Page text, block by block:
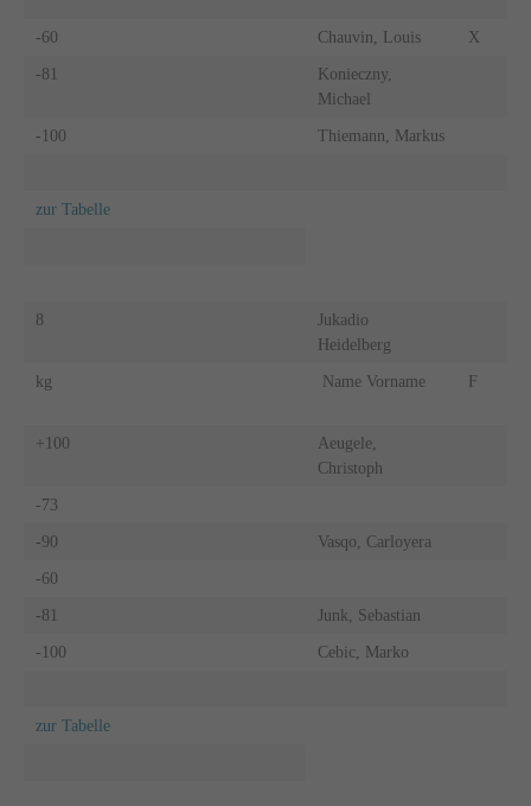
-60 Chauvin, Louis X
-81
Konieczny,
Michael
-100 Thiemann, Markus
zur Tabelle
8
Jukadio
Heidelberg
kg Name Vorname F
+100
Aeugele,
Christoph
-73
-90 Vasqo, Carloyera
-60
-81 Junk, Sebastian
-100 Cebic, Marko
zur Tabelle